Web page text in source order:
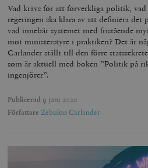
Vad krävs för att förverkliga politik,
regeringen ska klara av att definiera
vad innebär systemet med fristående
mot ministerstyre i praktiken? Det är
Carlander ställt till den förre
som är aktuell med boken ”Politik på
ingenjörer”.
Publicerad 9 juni 2020
Författare Zebulon Carlander